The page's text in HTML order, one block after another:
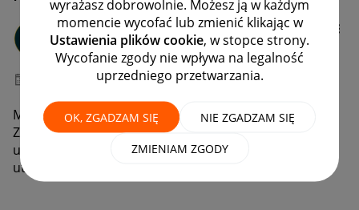
wyrażasz dobrowolnie. Możesz ją w każdym
momencie wycofać lub zmienić klikając w
Ustawienia plików cookie, w stopce strony.
Wycofanie zgody nie wpływa na legalność
uprzedniego przetwarzania.
OK, ZGADZAM SIĘ NIE ZGADZAM SIĘ
ZMIENIAM ZGODY
Client:146675498
#1 Nowicjusz
20:52
Mam konto do którego jest przypisany adres mailowy.
Z powodu posiadania drugiego adresu tamtą pocztę
usunęłam i niestety nie mogę się już zalogować? Czy
utraciłam konto allegro na zawsze?